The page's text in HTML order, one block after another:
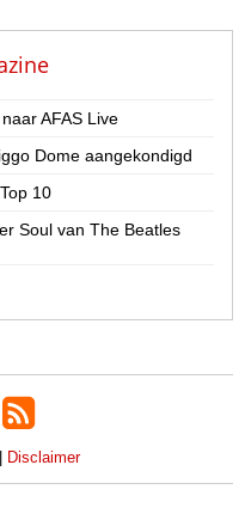
AFAS Live
Dome aangekondigd
10
Soul van The Beatles
Disclaimer